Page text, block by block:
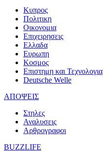
Κυπρος
Πολιτικη
Οικονομια
Επιχειρησεις
Ελλαδα
Ευρωπη
Κοσμος
Επιστημη και Τεχνολογια
Deutsche Welle
ΑΠΟΨΕΙΣ
Στηλες
Αναλυσεις
Αρθρογραφοι
BUZZLIFE